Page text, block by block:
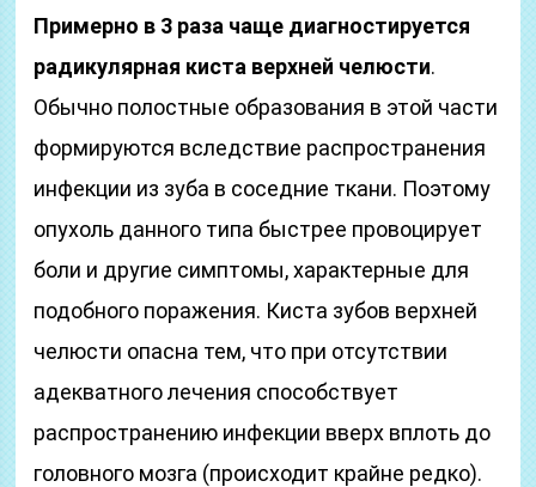
Примерно в 3 раза чаще диагностируется
радикулярная киста верхней челюсти.
Обычно полостные образования в этой части
формируются вследствие распространения
инфекции из зуба в соседние ткани. Поэтому
опухоль данного типа быстрее провоцирует
боли и другие симптомы, характерные для
подобного поражения. Киста зубов верхней
челюсти опасна тем, что при отсутствии
адекватного лечения способствует
распространению инфекции вверх вплоть до
головного мозга (происходит крайне редко).